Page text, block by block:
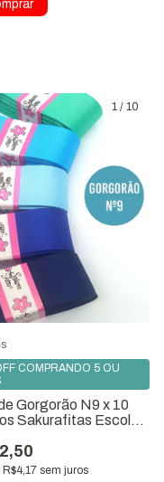
1 / 10
Gorgorão N9 x 10
Sakurafitas Escolha
R$4,17 sem juros
COMPRANDO 5 OU